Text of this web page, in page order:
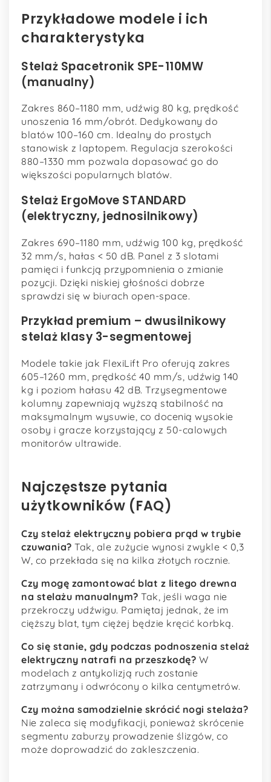
Przykładowe modele i ich
charakterystyka
Stelaż Spacetronik SPE-110MW
(manualny)
Zakres 860–1180 mm, udźwig 80 kg, prędkość
unoszenia 16 mm/obrót. Dedykowany do
blatów 100–160 cm. Idealny do prostych
stanowisk z laptopem. Regulacja szerokości
880–1330 mm pozwala dopasować go do
większości popularnych blatów.
Stelaż ErgoMove STANDARD
(elektryczny, jednosilnikowy)
Zakres 690–1180 mm, udźwig 100 kg, prędkość
32 mm/s, hałas < 50 dB. Panel z 3 slotami
pamięci i funkcją przypomnienia o zmianie
pozycji. Dzięki niskiej głośności dobrze
sprawdzi się w biurach open-space.
Przykład premium – dwusilnikowy
stelaż klasy 3-segmentowej
Modele takie jak FlexiLift Pro oferują zakres
605–1260 mm, prędkość 40 mm/s, udźwig 140
kg i poziom hałasu 42 dB. Trzysegmentowe
kolumny zapewniają wyższą stabilność na
maksymalnym wysuwie, co docenią wysokie
osoby i gracze korzystający z 50-calowych
monitorów ultrawide.
Najczęstsze pytania
użytkowników (FAQ)
Czy stelaż elektryczny pobiera prąd w trybie
czuwania? Tak, ale zużycie wynosi zwykle < 0,3
W, co przekłada się na kilka złotych rocznie.
Czy mogę zamontować blat z litego drewna
na stelażu manualnym? Tak, jeśli waga nie
przekroczy udźwigu. Pamiętaj jednak, że im
cięższy blat, tym ciężej będzie kręcić korbką.
Co się stanie, gdy podczas podnoszenia stelaż
elektryczny natrafi na przeszkodę? W
modelach z antykolizją ruch zostanie
zatrzymany i odwrócony o kilka centymetrów.
Czy można samodzielnie skrócić nogi stelaża?
Nie zaleca się modyfikacji, ponieważ skrócenie
segmentu zaburzy prowadzenie ślizgów, co
może doprowadzić do zakleszczenia.